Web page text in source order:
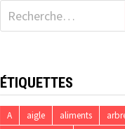
Rechercher :
ÉTIQUETTES
A aigle aliments